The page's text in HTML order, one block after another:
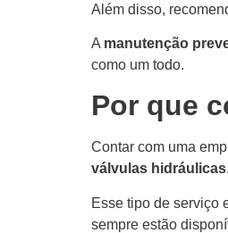
Além disso,
A manutenção
como um todo.
Por que
Contar com uma
válvulas hidráulicas.
Esse tipo de serviço
sempre estão